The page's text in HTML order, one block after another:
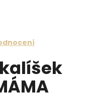
z 5 hvězdiček.